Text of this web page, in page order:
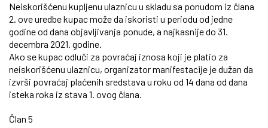
Neiskorišćenu kupljenu ulaznicu u skladu sa ponudom iz člana
2. ove uredbe kupac može da iskoristi u periodu od jedne
godine od dana objavljivanja ponude, a najkasnije do 31.
decembra 2021. godine.
Ako se kupac odluči za povraćaj iznosa koji je platio za
neiskorišćenu ulaznicu, organizator manifestacije je dužan da
izvrši povraćaj plaćenih sredstava u roku od 14 dana od dana
isteka roka iz stava 1. ovog člana.
Član 5